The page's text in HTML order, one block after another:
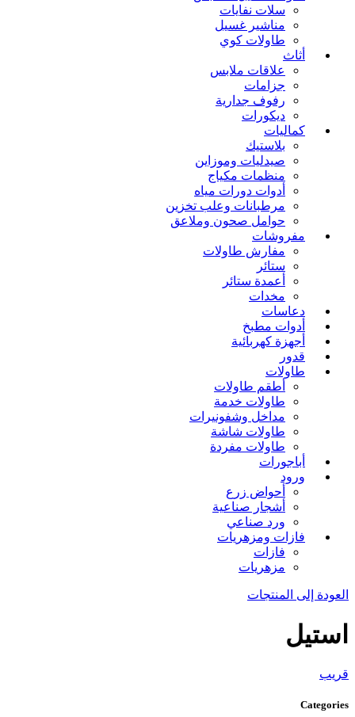
سلات نفايات
مناشير غسيل
طاولات كوي
أثاث
علاقات ملابس
جزامات
رفوف جدارية
ديكورات
كماليات
بلاستيك
صيدليات وموزاين
منظمات مكياج
أدوات دورات مياه
مرطبانات وعلب تخزين
حوامل صحون وملاعق
مفروشات
مفارش طاولات
ستائر
أعمدة ستائر
مخدات
دعاسات
أدوات مطبخ
أجهزة كهربائية
قدور
طاولات
أطقم طاولات
طاولات خدمة
مداخل وشفونيرات
طاولات شاشة
طاولات مفردة
أباجورات
ورود
أحواض زرع
أشجار صناعية
ورد صناعي
فازات ومزهريات
فازات
مزهريات
العودة إلى المنتجات
استيل
قريب
Categories